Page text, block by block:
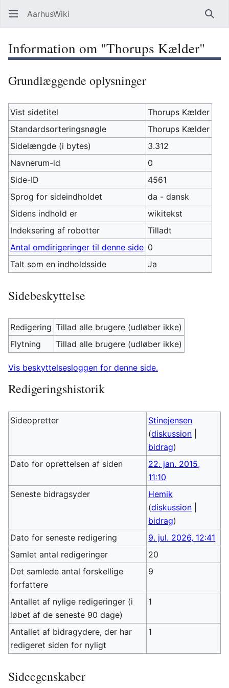
AarhusWiki Søg
Information om "Thorups Kælder"
Grundlæggende oplysninger
Vist sidetitel
Thorups Kælder
Standardsorteringsnøgle
Thorups Kælder
Sidelængde (i bytes)
3.312
Navnerum-id
0
Side-ID
4561
Sprog for sideindholdet
da - dansk
Sidens indhold er
wikitekst
Indeksering af robotter
Tilladt
Antal omdirigeringer til denne side 0
Talt som en indholdsside
Ja
Sidebeskyttelse
Redigering Tillad alle brugere (udløber ikke)
Flytning
Tillad alle brugere (udløber ikke)
Vis beskyttelsesloggen for denne side.
Redigeringshistorik
Sideopretter
Stinejensen
(diskussion
bidrag)
Dato for oprettelsen af siden
22. jan. 2015,
11:10
Seneste bidragsyder
Hemik
(diskussion
bidrag)
Dato for seneste redigering
9. jul. 2026, 12:41
Samlet antal redigeringer
20
Det samlede antal forskellige
forfattere
9
Antallet af nylige redigeringer (i
løbet af de seneste 90 dage)
1
Antallet af bidragydere, der har
redigeret siden for nyligt
1
Sideegenskaber